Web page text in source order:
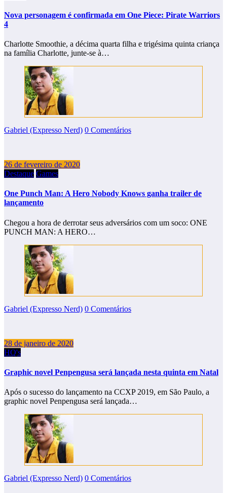
Nova personagem é confirmada em One Piece: Pirate Warriors
4
Charlotte Smoothie, a décima quarta filha e trigésima quinta criança
na família Charlotte, junte-se à…
Gabriel (Expresso Nerd) 0 Comentários
26 de fevereiro de 2020
Destaque Games
One Punch Man: A Hero Nobody Knows ganha trailer de
lançamento
Chegou a hora de derrotar seus adversários com um soco: ONE
PUNCH MAN: A HERO…
Gabriel (Expresso Nerd) 0 Comentários
28 de janeiro de 2020
HQ's
Graphic novel Penpengusa será lançada nesta quinta em Natal
Após o sucesso do lançamento na CCXP 2019, em São Paulo, a
graphic novel Penpengusa será lançada…
Gabriel (Expresso Nerd) 0 Comentários